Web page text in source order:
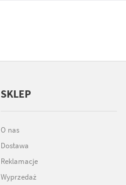
SKLEP
O nas
Dostawa
Reklamacje
Wyprzedaż